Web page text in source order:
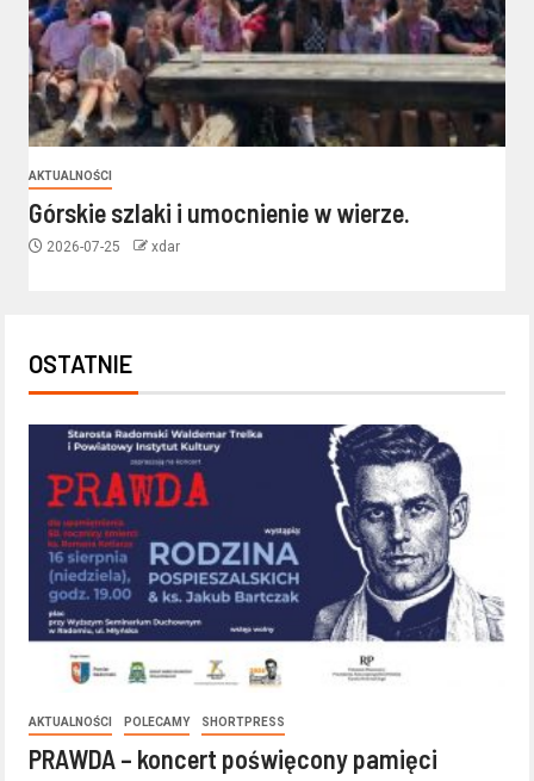
AKTUALNOŚCI
Górskie szlaki i umocnienie w wierze.
2026-07-25 xdar
OSTATNIE
AKTUALNOŚCI POLECAMY SHORTPRESS
PRAWDA – koncert poświęcony pamięci